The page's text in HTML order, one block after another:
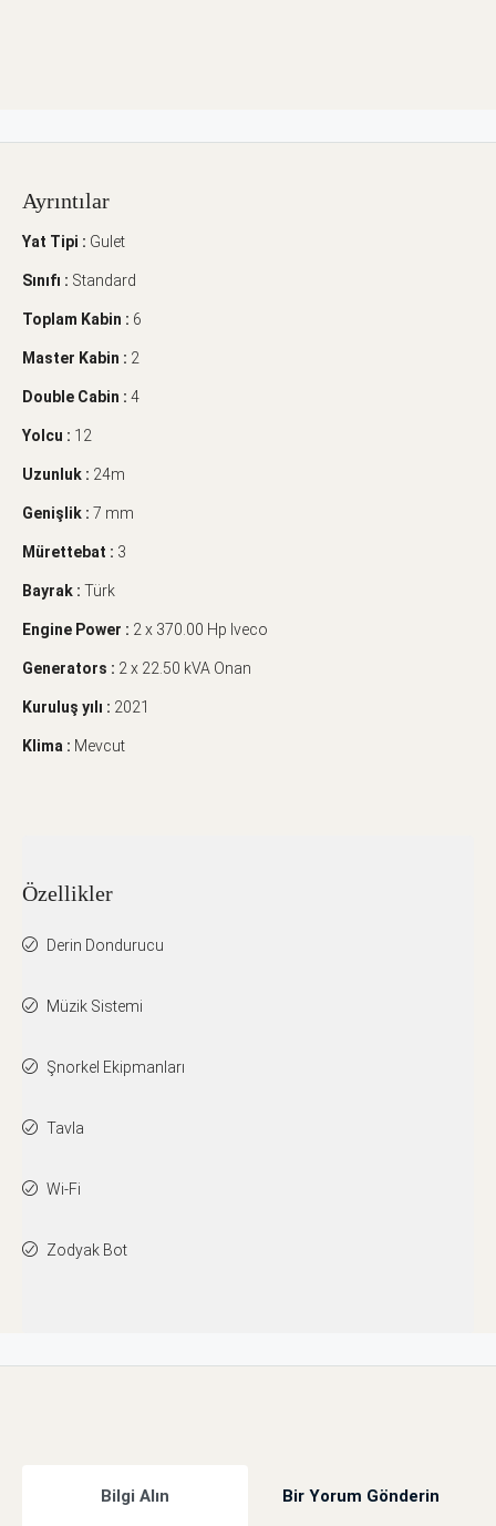
Ayrıntılar
Yat Tipi : Gulet
Sınıfı : Standard
Toplam Kabin : 6
Master Kabin : 2
Double Cabin : 4
Yolcu : 12
Uzunluk : 24m
Genişlik : 7 mm
Mürettebat : 3
Bayrak : Türk
Engine Power : 2 x 370.00 Hp Iveco
Generators : 2 x 22.50 kVA Onan
Kuruluş yılı : 2021
Klima : Mevcut
Özellikler
Derin Dondurucu
Müzik Sistemi
Şnorkel Ekipmanları
Tavla
Wi-Fi
Zodyak Bot
Bilgi Alın Bir Yorum Gönderin